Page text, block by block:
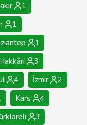
1
1
1
Hakkâri
3
4 İzmir
2
Kars
4
3